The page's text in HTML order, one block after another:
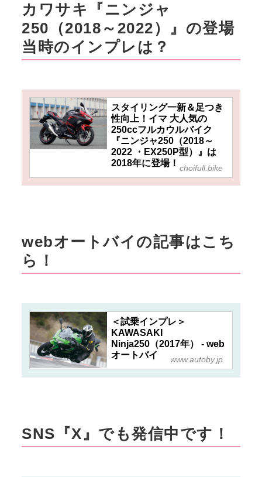
カワサキ『ニンジャ
250（2018～2022）』の登場
当時のインプレは？
スタイリング一新＆足つき
性向上！イマ 大人気の
250ccフルカウルバイク
『ニンジャ250（2018～
2022 ・EX250P型）』は
2018年に登場！ choifull.bike
webオートバイの記事はこち
ら！
＜試乗インプレ＞
KAWASAKI
Ninja250（2017年） - web
オートバイ
www.autoby.jp
SNS『X』でも発信中です！